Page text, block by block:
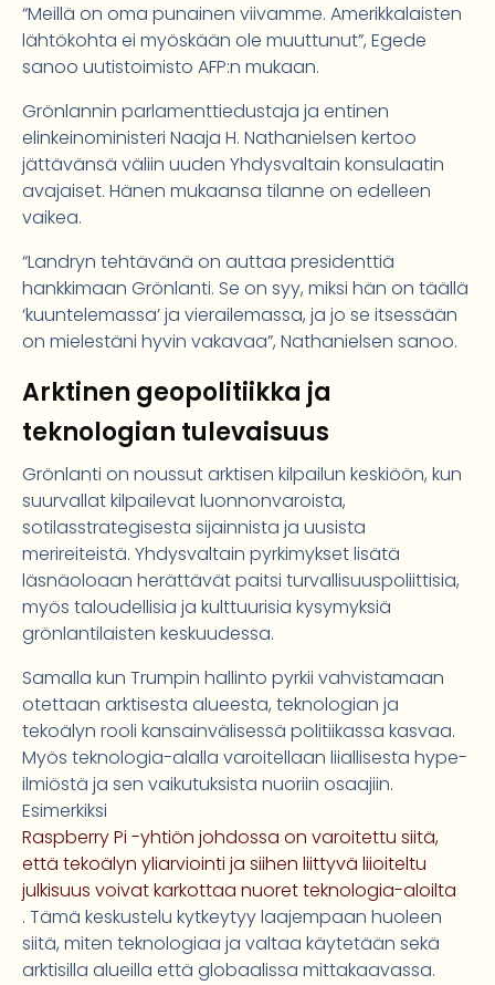
“Meillä on oma punainen viivamme. Amerikkalaisten
lähtökohta ei myöskään ole muuttunut”, Egede
sanoo uutistoimisto AFP:n mukaan.
Grönlannin parlamenttiedustaja ja entinen
elinkeinoministeri Naaja H. Nathanielsen kertoo
jättävänsä väliin uuden Yhdysvaltain konsulaatin
avajaiset. Hänen mukaansa tilanne on edelleen
vaikea.
“Landryn tehtävänä on auttaa presidenttiä
hankkimaan Grönlanti. Se on syy, miksi hän on täällä
‘kuuntelemassa’ ja vierailemassa, ja jo se itsessään
on mielestäni hyvin vakavaa”, Nathanielsen sanoo.
Arktinen geopolitiikka ja
teknologian tulevaisuus
Grönlanti on noussut arktisen kilpailun keskiöön, kun
suurvallat kilpailevat luonnonvaroista,
sotilasstrategisesta sijainnista ja uusista
merireiteistä. Yhdysvaltain pyrkimykset lisätä
läsnäoloaan herättävät paitsi turvallisuuspoliittisia,
myös taloudellisia ja kulttuurisia kysymyksiä
grönlantilaisten keskuudessa.
Samalla kun Trumpin hallinto pyrkii vahvistamaan
otettaan arktisesta alueesta, teknologian ja
tekoälyn rooli kansainvälisessä politiikassa kasvaa.
Myös teknologia-alalla varoitellaan liiallisesta hype-
ilmiöstä ja sen vaikutuksista nuoriin osaajiin.
Esimerkiksi
Raspberry Pi -yhtiön johdossa on varoitettu siitä,
että tekoälyn yliarviointi ja siihen liittyvä liioiteltu
julkisuus voivat karkottaa nuoret teknologia-aloilta
. Tämä keskustelu kytkeytyy laajempaan huoleen
siitä, miten teknologiaa ja valtaa käytetään sekä
arktisilla alueilla että globaalissa mittakaavassa.